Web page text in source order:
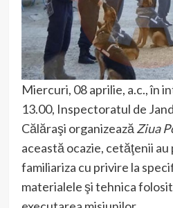
Miercuri, 08 aprilie, a.c., în
13.00, Inspectoratul de
Călăraşi organizează Ziua
această ocazie, cetăţenii au
familiariza cu privire la
materialele şi tehnica